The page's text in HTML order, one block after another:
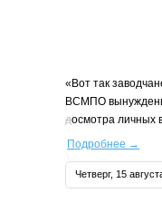
«Вот так
ВСМПО
досмотра личных
Подробнее →
Четверг, 15